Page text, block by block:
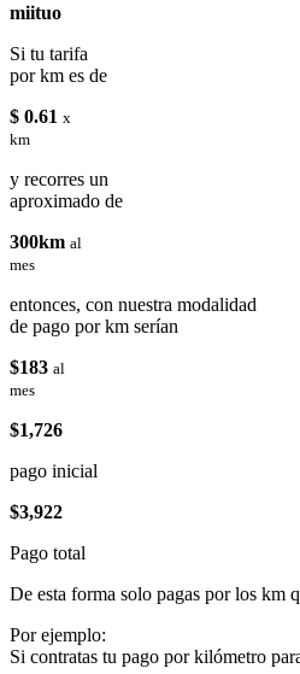
miituo
Si tu tarifa
por km es de
$ 0.61 x
km
y recorres un
aproximado de
300km al
mes
entonces, con nuestra modalidad
de pago por km serían
$183 al
mes
$1,726
pago inicial
$3,922
Pago total
De esta forma solo pagas por los km
Por ejemplo:
Si contratas tu pago por kilómetro